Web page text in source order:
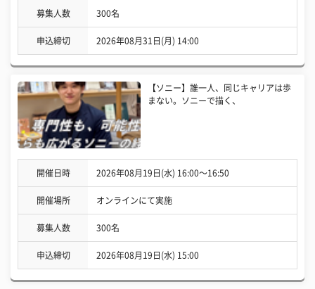
募集人数 300名
申込締切 2026年08月31日(月) 14:00
【ソニー】誰一人、同じキャリアは歩
まない。ソニーで描く、
開催日時 2026年08月19日(水) 16:00〜16:50
開催場所 オンラインにて実施
募集人数 300名
申込締切 2026年08月19日(水) 15:00